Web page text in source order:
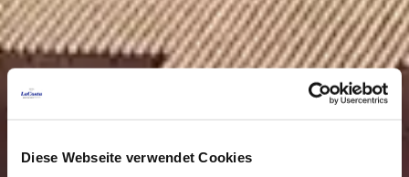
Diese Webseite verwendet Cookies